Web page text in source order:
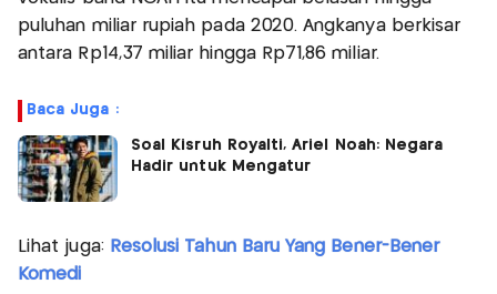
puluhan miliar rupiah pada 2020. Angkanya berkisar
antara Rp14,37 miliar hingga Rp71,86 miliar.
Baca Juga :
Soal Kisruh Royalti, Ariel Noah: Negara
Hadir untuk Mengatur
Lihat juga: Resolusi Tahun Baru Yang Bener-Bener
Komedi